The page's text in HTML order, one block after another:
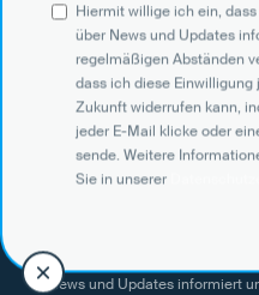
Abonniere unseren
digitaler Logistik, unserem
und Use Cases auf dem
Hiermit willige ich ein, dass
News und Updates informiert
Hiermit willige ich ein,
über News und Updates
regelmäßigen Abständen
dass ich diese
Zukunft widerrufen kann,
jeder E-Mail klicke oder
sende. Weitere
Sie in unserer